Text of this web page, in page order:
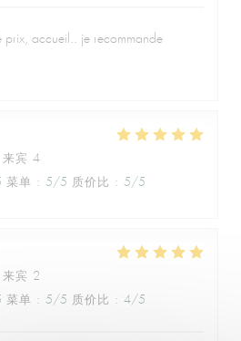
prix, accueil.. je recommande
宾 4
菜单 : 5/5 质价比 : 5/5
宾 2
菜单 : 5/5 质价比 : 4/5